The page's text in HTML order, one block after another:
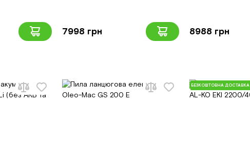
7998 грн 8988 грн
БЕЗКОШТОВНА ДОСТАВКА